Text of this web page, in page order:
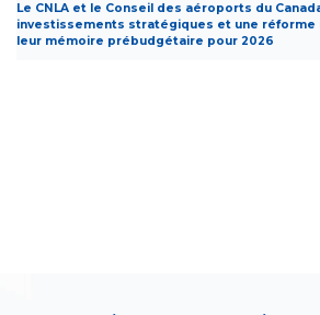
Le CNLA et le Conseil des aéroports du
investissements stratégiques et une réforme
leur mémoire prébudgétaire pour 2026